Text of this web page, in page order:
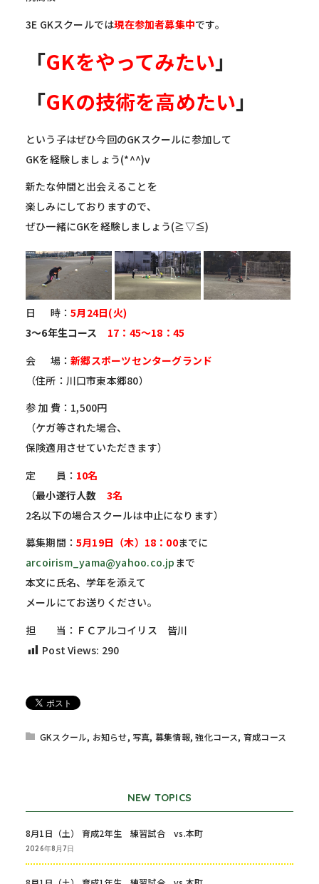
3E GKスクールでは現在参加者募集中です。
「GKをやってみたい」
「GKの技術を高めたい」
という子はぜひ今回のGKスクールに参加して
GKを経験しましょう(*^^)v
新たな仲間と出会えることを
楽しみにしておりますので、
ぜひ一緒にGKを経験しましょう(≧▽≦)
日 時：5月24日(火)
3～6年生コース
17 ：45～18：45
会 場：新郷スポーツセンターグランド
（住所：川口市東本郷80）
参 加 費：1,500円
（ケガ等された場合、
保険適用させていただきます）
定 員： 10名
（最小遂行人数 3名
2名以下の場合スクールは中止になります）
募集期間： 5月19日（木）18：00までに
arcoirism_yama@yahoo.co.jp まで
本文に氏名、学年を添えて
メールにてお送りください。
担 当：ＦＣアルコイリス 皆川
Post Views: 290
GKスクール, お知らせ, 写真, 募集情報,強化コース, 育成コース
NEW TOPICS
8月1日（土） 育成2年生 練習試合 vs.本町
2026年8月7日